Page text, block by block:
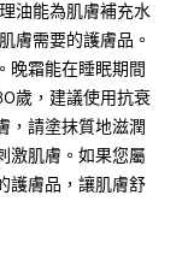
油能為肌膚補充水
膚需要的護膚品。
晚霜能在睡眠期間
歲，建議使用抗衰
，請塗抹質地滋潤
激肌膚。如果您屬
護膚品，讓肌膚舒